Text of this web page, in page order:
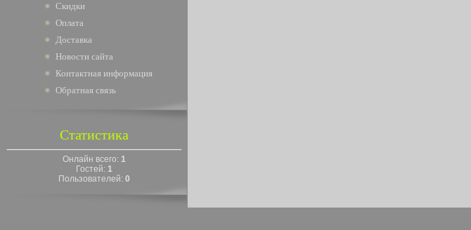
Скидки
Оплата
Доставка
Новости сайта
Контактная информация
Обратная связь
Статистика
Онлайн всего: 1
Гостей: 1
Пользователей: 0